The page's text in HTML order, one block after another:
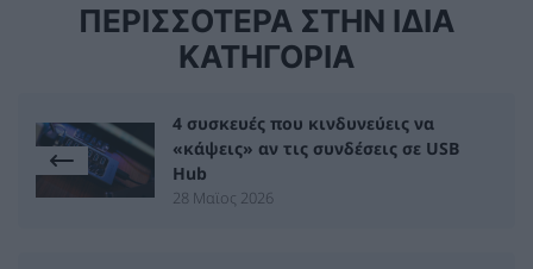
ΠΕΡΙΣΣΟΤΕΡΑ ΣΤΗΝ ΙΔΙΑ
ΚΑΤΗΓΟΡΙΑ
4 συσκευές που κινδυνεύεις να
«κάψεις» αν τις συνδέσεις σε USB
Hub
28 Μαϊος 2026